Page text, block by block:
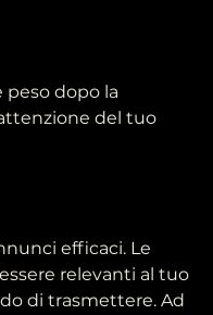
del tuo
efficaci. Le
relevanti al tuo
di trasmettere. Ad